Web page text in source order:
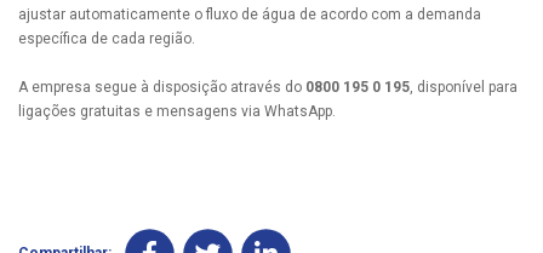
ajustar automaticamente o fluxo de água de acordo com a demanda
específica de cada região.
A empresa segue à disposição através do 0800 195 0 195, disponível para
ligações gratuitas e mensagens via WhatsApp.